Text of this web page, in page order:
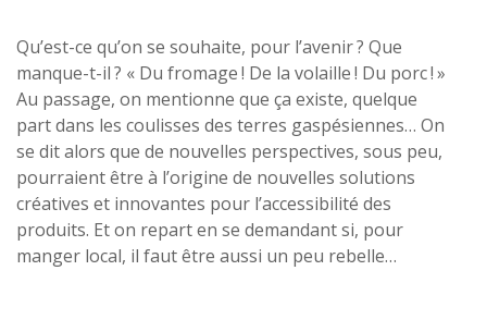
Qu’est-ce qu’on se souhaite, pour l’avenir ? Que
manque-t-il ? « Du fromage ! De la volaille ! Du porc ! »
Au passage, on mentionne que ça existe, quelque
part dans les coulisses des terres gaspésiennes… On
se dit alors que de nouvelles perspectives, sous peu,
pourraient être à l’origine de nouvelles solutions
créatives et innovantes pour l’accessibilité des
produits. Et on repart en se demandant si, pour
manger local, il faut être aussi un peu rebelle…